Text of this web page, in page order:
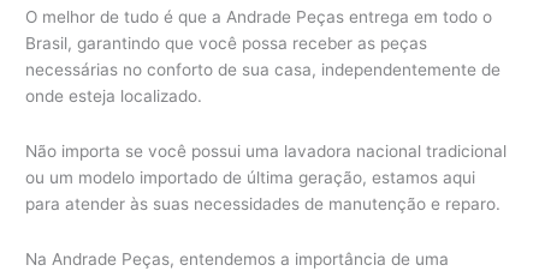
O melhor de tudo é que a Andrade Peças entrega em todo o
Brasil, garantindo que você possa receber as peças
necessárias no conforto de sua casa, independentemente de
onde esteja localizado.
Não importa se você possui uma lavadora nacional tradicional
ou um modelo importado de última geração, estamos aqui
para atender às suas necessidades de manutenção e reparo.
Na Andrade Peças, entendemos a importância de uma